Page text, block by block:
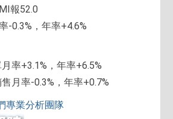
報52.0
-0.3%，年率+4.6%
率+3.1%，年率+6.5%
月率-0.3%，年率+0.7%
專業分析團隊